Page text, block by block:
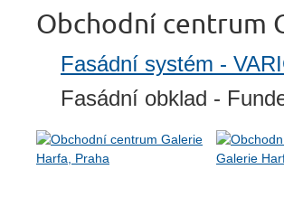
Obchodní centrum
Fasádní systém -
Fasádní obklad -